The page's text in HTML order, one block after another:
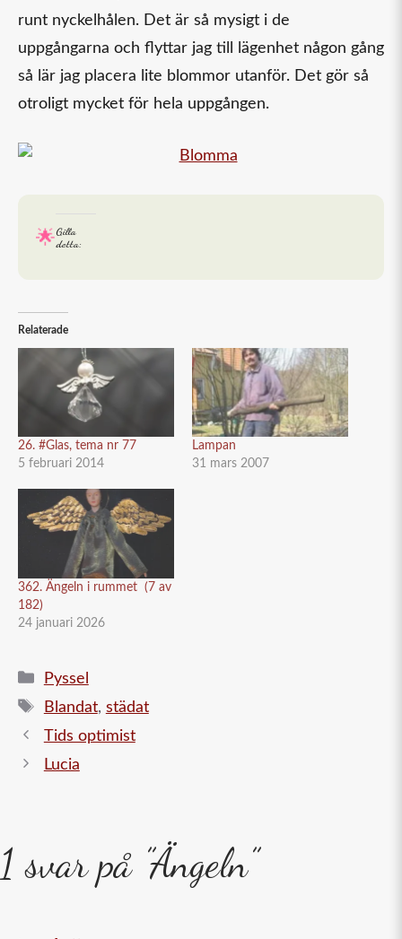
runt nyckelhålen. Det är så mysigt i de
uppgångarna och flyttar jag till lägenhet någon gång
så lär jag placera lite blommor utanför. Det gör så
otroligt mycket för hela uppgången.
Gilla
detta:
Relaterade
26. #Glas, tema nr 77
5 februari 2014
Lampan
31 mars 2007
362. Ängeln i rummet (7 av
182)
24 januari 2026
Kategorier
Pyssel
Etiketter
Blandat, städat
Tids optimist
Lucia
1 svar på ”Ängeln”